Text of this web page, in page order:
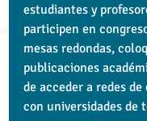
estudiantes y
participen en
mesas redondas,
publicaciones
de acceder a redes
con universidades de